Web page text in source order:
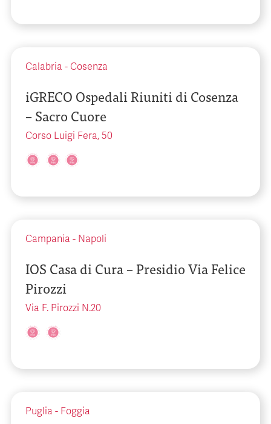
Calabria - Cosenza
iGRECO Ospedali Riuniti di Cosenza
– Sacro Cuore
Corso Luigi Fera, 50
Campania - Napoli
IOS Casa di Cura – Presidio Via Felice
Pirozzi
Via F. Pirozzi N.20
Puglia - Foggia